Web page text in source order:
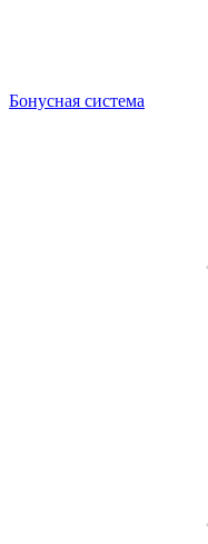
Бонусная система